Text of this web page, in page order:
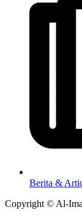
Berita &
Copyright © Al-